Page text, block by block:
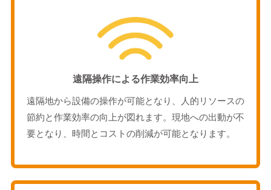
遠隔操作による作業効率向上
遠隔地から設備の操作が可能となり、人的リソースの
節約と作業効率の向上が図れます。現地への出動が不
要となり、時間とコストの削減が可能となります。